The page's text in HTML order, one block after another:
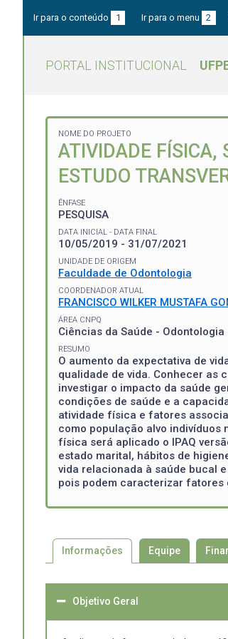
Ir para o conteúdo 1 Ir para o menu 2
PORTAL INSTITUCIONAL
NOME DO PROJETO
ATIVIDADE FÍSICA,
ESTUDO
ÊNFASE
PESQUISA
DATA INICIAL - DATA FINAL
10/05/2019 - 31/07/2021
UNIDADE DE ORIGEM
Faculdade de Odontologia
COORDENADOR ATUAL
FRANCISCO WILKER MUSTAFA
ÁREA CNPQ
Ciências da Saúde - Odontologia
RESUMO
O aumento da expectativa de
qualidade de vida. Conhecer as
investigar o impacto da saúde
condições de saúde e a
atividade física e fatores
como população alvo indivíduos
física será aplicado o IPAQ
estado marital, hábitos de
vida relacionada à saúde bucal
pois podem caracterizar fatores
Informações Equipe
Objetivo Geral